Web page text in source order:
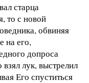
старца
то с новой
обвиняя
на его,
допроса
лук, выстрелил
Его спуститься